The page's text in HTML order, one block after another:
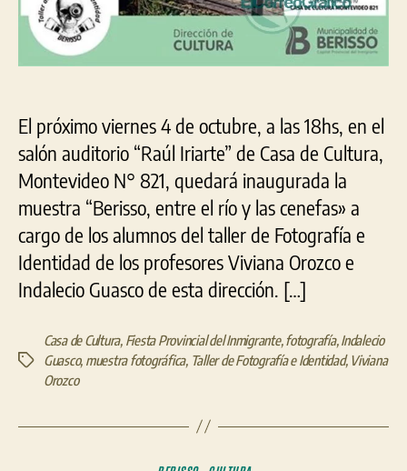
El próximo viernes 4 de octubre, a las 18hs, en el
salón auditorio “Raúl Iriarte” de Casa de Cultura,
Montevideo N° 821, quedará inaugurada la
muestra “Berisso, entre el río y las cenefas» a
cargo de los alumnos del taller de Fotografía e
Identidad de los profesores Viviana Orozco e
Indalecio Guasco de esta dirección. […]
Etiquetas
Casa de Cultura, Fiesta Provincial del Inmigrante, fotografía, Indalecio
Guasco, muestra fotográfica, Taller de Fotografía e Identidad, Viviana
Orozco